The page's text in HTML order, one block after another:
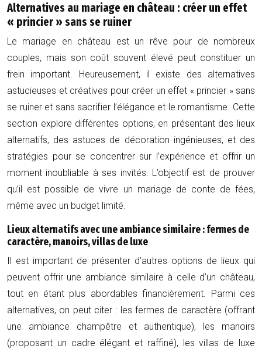
Alternatives au mariage en château : créer un effet
« princier » sans se ruiner
Le mariage en château est un rêve pour de nombreux
couples, mais son coût souvent élevé peut constituer un
frein important. Heureusement, il existe des alternatives
astucieuses et créatives pour créer un effet « princier » sans
se ruiner et sans sacrifier l’élégance et le romantisme. Cette
section explore différentes options, en présentant des lieux
alternatifs, des astuces de décoration ingénieuses, et des
stratégies pour se concentrer sur l’expérience et offrir un
moment inoubliable à ses invités. L’objectif est de prouver
qu’il est possible de vivre un mariage de conte de fées,
même avec un budget limité.
Lieux alternatifs avec une ambiance similaire : fermes de
caractère, manoirs, villas de luxe
Il est important de présenter d’autres options de lieux qui
peuvent offrir une ambiance similaire à celle d’un château,
tout en étant plus abordables financièrement. Parmi ces
alternatives, on peut citer : les fermes de caractère (offrant
une ambiance champêtre et authentique), les manoirs
(proposant un cadre élégant et raffiné), les villas de luxe